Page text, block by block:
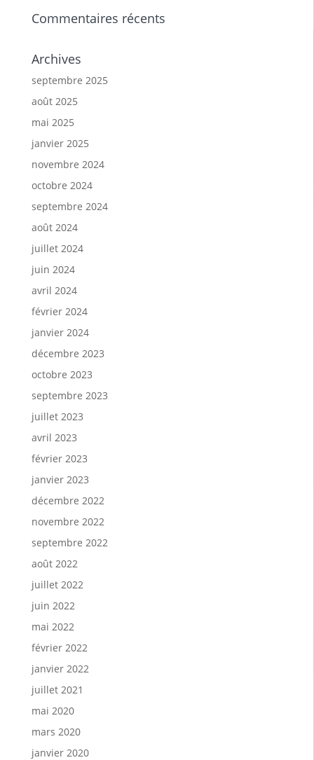
Commentaires récents
Archives
septembre 2025
août 2025
mai 2025
janvier 2025
novembre 2024
octobre 2024
septembre 2024
août 2024
juillet 2024
juin 2024
avril 2024
février 2024
janvier 2024
décembre 2023
octobre 2023
septembre 2023
juillet 2023
avril 2023
février 2023
janvier 2023
décembre 2022
novembre 2022
septembre 2022
août 2022
juillet 2022
juin 2022
mai 2022
février 2022
janvier 2022
juillet 2021
mai 2020
mars 2020
janvier 2020